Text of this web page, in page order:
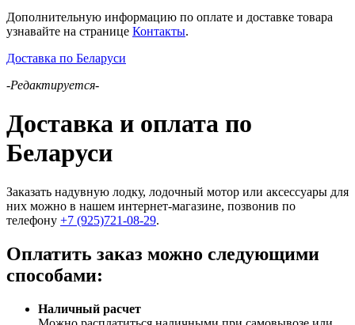
Дополнительную информацию по оплате и доставке товара
узнавайте на странице Контакты.
Доставка по Беларуси
-Редактируется-
Доставка и оплата по
Беларуси
Заказать надувную лодку, лодочный мотор или аксессуары для
них можно в нашем интернет-магазине, позвонив по
телефону +7 (925)721-08-29.
Оплатить заказ можно следующими
способами:
Наличный расчет